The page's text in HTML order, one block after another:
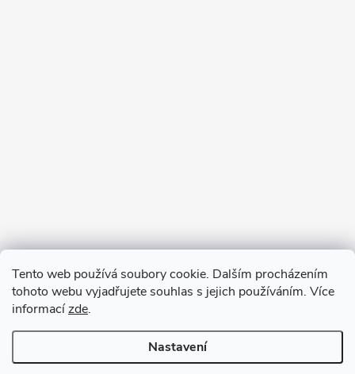
Tento web používá soubory cookie. Dalším procházením
tohoto webu vyjadřujete souhlas s jejich používáním. Více
informacízde.
Nastavení
Copyright 2026VV DESIGN. Všechna práva vyhrazena.Upravit